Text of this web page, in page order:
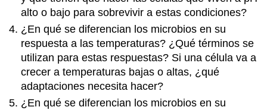
alto o bajo para sobrevivir a estas condiciones?
¿En qué se diferencian los microbios en su
respuesta a las temperaturas? ¿Qué términos se
utilizan para estas respuestas? Si una célula va a
crecer a temperaturas bajas o altas, ¿qué
adaptaciones necesita hacer?
¿En qué se diferencian los microbios en su